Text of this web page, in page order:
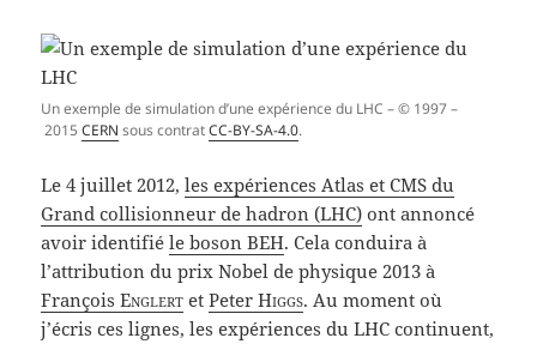
Un exemple de simulation d’une expérience du LHC – © 1997 –
2015CERN sous contratCC-BY-SA-4.0.
Le 4 juillet 2012,les expériences Atlas et CMS du
Grand collisionneur de hadron (LHC) ont annoncé
avoir identifiéle boson BEH. Cela conduira à
l’attribution du prix Nobel de physique 2013 à
FrançoisEnglert etPeterHiggs. Au moment où
j’écris ces lignes, les expériences du LHC continuent,